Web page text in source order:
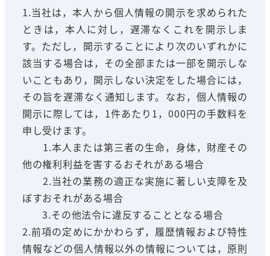
1.当社は，本人から個人情報の開示を求められた
ときは，本人に対し，遅滞なくこれを開示しま
す。ただし，開示することにより次のいずれかに
該当する場合は，その全部または一部を開示しな
いこともあり，開示しない決定をした場合には，
その旨を遅滞なく通知します。なお，個人情報の
開示に際しては，1件あたり1，000円の手数料を
申し受けます。
1.本人または第三者の生命，身体，財産その
他の権利利益を害するおそれがある場合
2.当社の業務の適正な実施に著しい支障を及
ぼすおそれがある場合
3.その他法令に違反することとなる場合
2.前項の定めにかかわらず，履歴情報および特性
情報などの個人情報以外の情報については，原則